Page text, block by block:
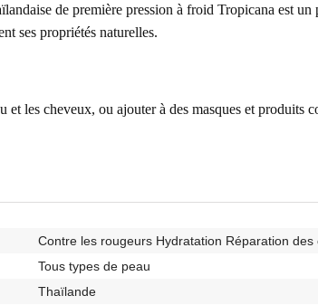
de première pression à froid Tropicana est
ses propriétés naturelles.
et les cheveux, ou ajouter à des masques et produits
Contre les rougeurs Hydratation Réparation des
Tous types de peau
Thaïlande